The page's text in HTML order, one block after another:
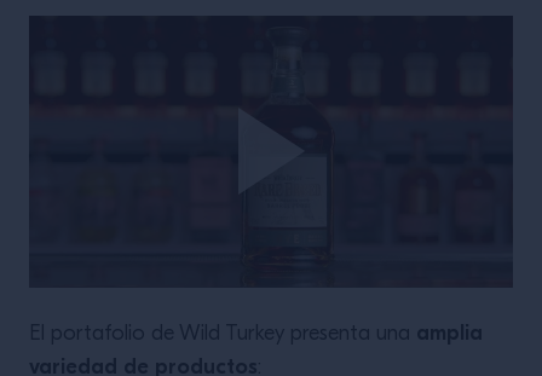
El portafolio de Wild Turkey presenta una amplia
variedad de productos: